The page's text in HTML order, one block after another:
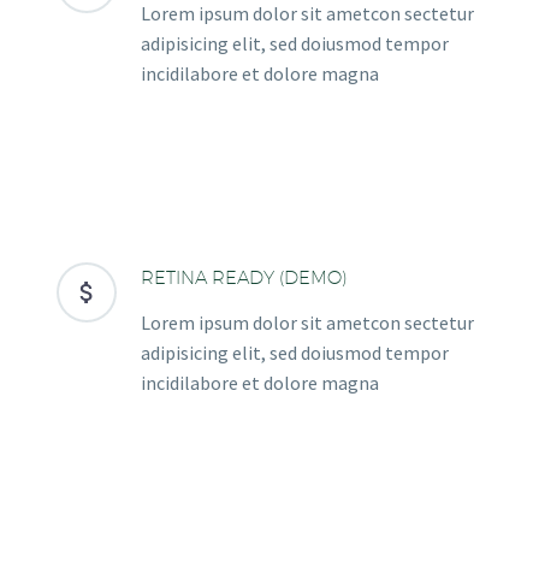
Lorem ipsum dolor sit ametcon sectetur
adipisicing elit, sed doiusmod tempor
incidilabore et dolore magna


RETINA READY (DEMO)
Lorem ipsum dolor sit ametcon sectetur
adipisicing elit, sed doiusmod tempor
incidilabore et dolore magna